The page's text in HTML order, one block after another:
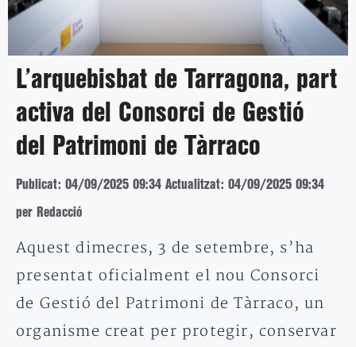
L’arquebisbat de Tarragona, part
activa del Consorci de Gestió
del Patrimoni de Tàrraco
Publicat: 04/09/2025 09:34 Actualitzat: 04/09/2025 09:34
per Redacció
Aquest dimecres, 3 de setembre, s’ha
presentat oficialment el nou Consorci
de Gestió del Patrimoni de Tàrraco, un
organisme creat per protegir, conservar